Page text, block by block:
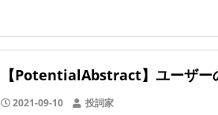
【PotentialAbstract】ユーザー
2021-09-10 投詞家